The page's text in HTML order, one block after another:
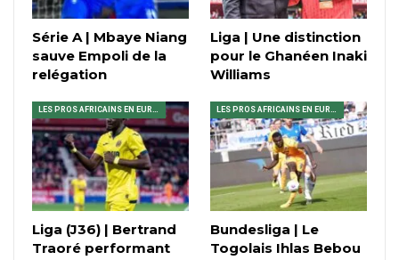
Série A | Mbaye Niang
sauve Empoli de la
relégation
Liga | Une distinction
pour le Ghanéen Inaki
Williams
LES PROS AFRICAINS EN EUROPE
Liga (J36) | Bertrand
Traoré performant
LES PROS AFRICAINS EN EUROPE
Bundesliga | Le
Togolais Ihlas Bebou